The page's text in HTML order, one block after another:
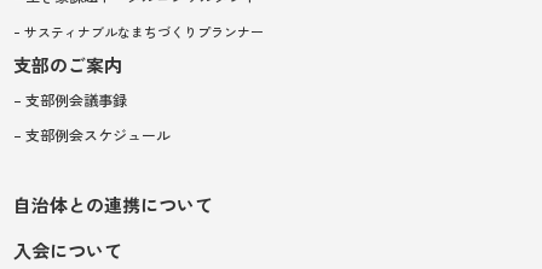
– サスティナブルなまちづくりプランナー
支部のご案内
– 支部例会議事録
– 支部例会スケジュール
自治体との連携について
入会について